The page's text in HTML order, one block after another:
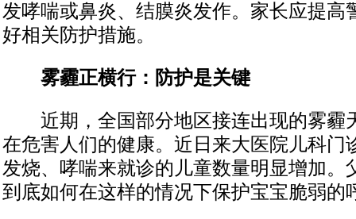
发哮喘或鼻炎、结膜炎发作。家长应提高
好相关防护措施。
雾霾正横行：防护是关键
近期，全国部分地区接连出现的雾霾
在危害人们的健康。近日来大医院儿科门
发烧、哮喘来就诊的儿童数量明显增加。
到底如何在这样的情况下保护宝宝脆弱的